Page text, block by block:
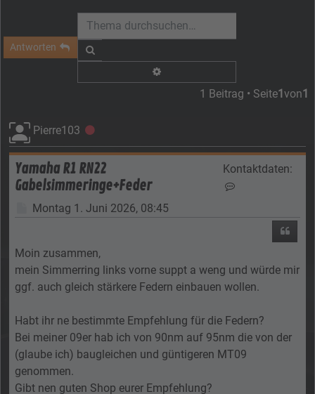
Antworten
1 Beitrag • Seite1von1
Pierre103 Offline
Yamaha R1 RN22
Gabelsimmeringe+Feder
Kontaktdaten:
Beitrag
Montag 1. Juni 2026, 08:45
Moin zusammen,
mein Simmerring links vorne suppt a weng und würde mir
ggf. auch gleich stärkere Federn einbauen wollen.
Habt ihr ne bestimmte Empfehlung für die Federn?
Bei meiner 09er hab ich von 90nm auf 95nm die von der
(glaube ich) baugleichen und güntigeren MT09
genommen.
Gibt nen guten Shop eurer Empfehlung?